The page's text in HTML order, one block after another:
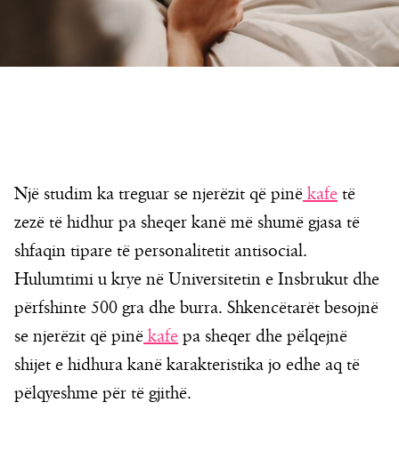
Një studim ka treguar se njerëzit që pinëkafe të
zezë të hidhur pa sheqer kanë më shumë gjasa të
shfaqin tipare të personalitetit antisocial.
Hulumtimi u krye në Universitetin e Insbrukut dhe
përfshinte 500 gra dhe burra. Shkencëtarët besojnë
se njerëzit që pinëkafe pa sheqer dhe pëlqejnë
shijet e hidhura kanë karakteristika jo edhe aq të
pëlqyeshme për të gjithë.